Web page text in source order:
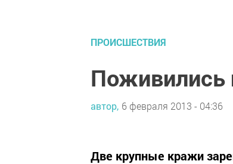
ПРОИСШЕСТВИЯ
Поживились
автор, 6 февраля 2013 - 04:36
Две крупные кражи